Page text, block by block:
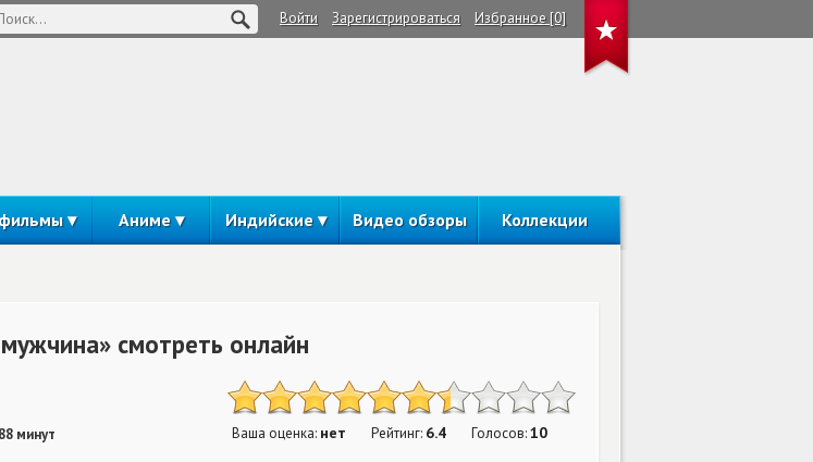
Войти Зарегистрироваться Избранное [0]
Аниме Индийские Видео обзоры Коллекции
смотреть онлайн
минут Ваша оценка: нет Рейтинг: 6.4 Голосов:10